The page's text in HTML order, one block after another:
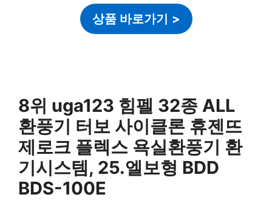
상품 바로가기 >
8위 uga123 힘펠 32종 ALL
환풍기 터보 사이클론 휴젠뜨
제로크 플렉스 욕실환풍기 환
기시스템, 25.엘보형 BDD
BDS-100E